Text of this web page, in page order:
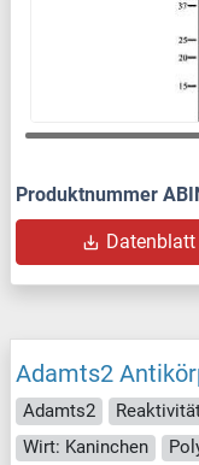
Produktnummer
Datenblatt
Adamts2
Adamts2
Wirt: Kaninchen